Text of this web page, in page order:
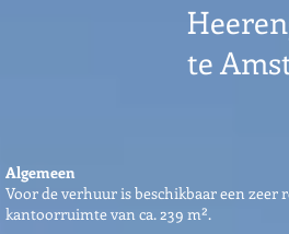
te
Algemeen
Voor de verhuur is beschikbaar een zeer
kantoorruimte van ca. 239 m².